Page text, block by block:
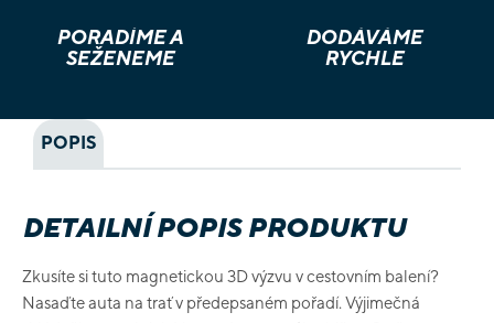
PORADÍME A
SEŽENEME
DODÁVÁME
RYCHLE
POPIS
DETAILNÍ POPIS PRODUKTU
Zkusíte si tuto magnetickou 3D výzvu v cestovním balení?
Nasaďte auta na trať v předepsaném pořadí. Výjimečná